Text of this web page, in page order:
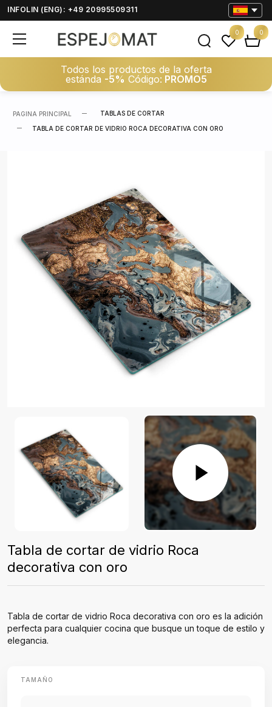
INFOLIN (ENG): +49 20995509311
Todos los productos de la oferta
estánda -5% Código: PROMO5
0 0
PAGINA PRINCIPAL TABLAS DE CORTAR
TABLA DE CORTAR DE VIDRIO ROCA DECORATIVA CON ORO
Tabla de cortar de vidrio Roca
decorativa con oro
Tabla de cortar de vidrio Roca decorativa con oro es la adición
perfecta para cualquier cocina que busque un toque de estilo y
elegancia.
TAMAÑO